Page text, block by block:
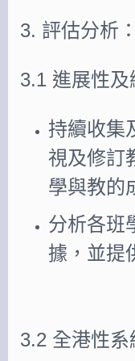
3. 評估分析：
3.1 進展性及
持續收集
視及修訂
學與教的
分析各班
據，並提
3.2 全港性系